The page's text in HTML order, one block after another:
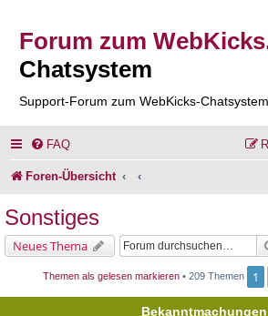
Forum zum
Chatsystem
Support-Forum zum WebKicks-Chatsystem
FAQ
Foren-Übersicht
Sonstiges
Neues Thema
Themen als gelesen markieren • 209 Themen 1
Bekanntmachungen